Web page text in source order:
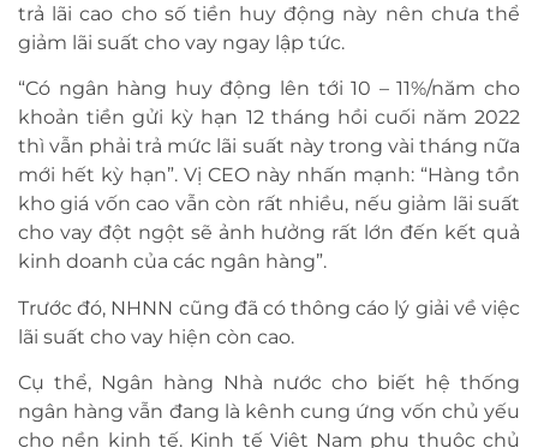
trả lãi cao cho số tiền huy động này nên chưa thể
giảm lãi suất cho vay ngay lập tức.
“Có ngân hàng huy động lên tới 10 – 11%/năm cho
khoản tiền gửi kỳ hạn 12 tháng hồi cuối năm 2022
thì vẫn phải trả mức lãi suất này trong vài tháng nữa
mới hết kỳ hạn”. Vị CEO này nhấn mạnh: “Hàng tồn
kho giá vốn cao vẫn còn rất nhiều, nếu giảm lãi suất
cho vay đột ngột sẽ ảnh hưởng rất lớn đến kết quả
kinh doanh của các ngân hàng”.
Trước đó, NHNN cũng đã có thông cáo lý giải về việc
lãi suất cho vay hiện còn cao.
Cụ thể, Ngân hàng Nhà nước cho biết hệ thống
ngân hàng vẫn đang là kênh cung ứng vốn chủ yếu
cho nền kinh tế. Kinh tế Việt Nam phụ thuộc chủ